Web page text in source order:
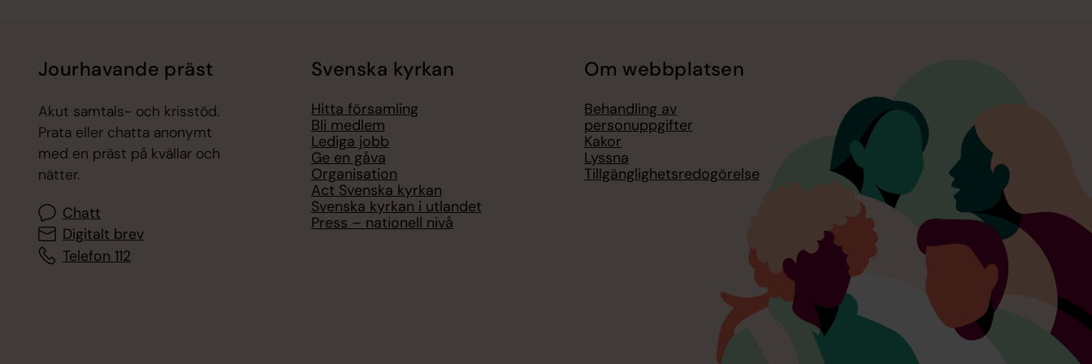
Jourhavande präst
Akut samtals- och krisstöd.
Prata eller chatta anonymt
med en präst på kvällar och
nätter.
Chatt
Digitalt brev
Telefon 112
Svenska kyrkan
Hitta församling
Bli medlem
Lediga jobb
Ge en gåva
Organisation
Act Svenska kyrkan
Svenska kyrkan i utlandet
Press – nationell nivå
Om webbplatsen
Behandling av
personuppgifter
Kakor
Lyssna
Tillgänglighetsredogörelse